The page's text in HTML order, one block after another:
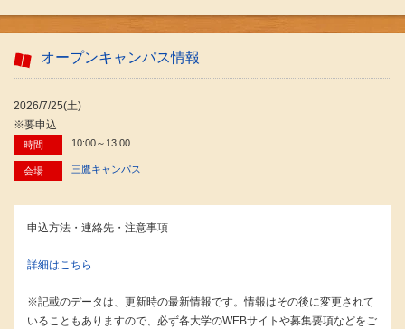
オープンキャンパス情報
2026/7/25(土)
※要申込
時間 10:00～13:00
会場 三鷹キャンパス
申込方法・連絡先・注意事項
詳細はこちら
※記載のデータは、更新時の最新情報です。情報はその後に変更されて
いることもありますので、必ず各大学のWEBサイトや募集要項などをご